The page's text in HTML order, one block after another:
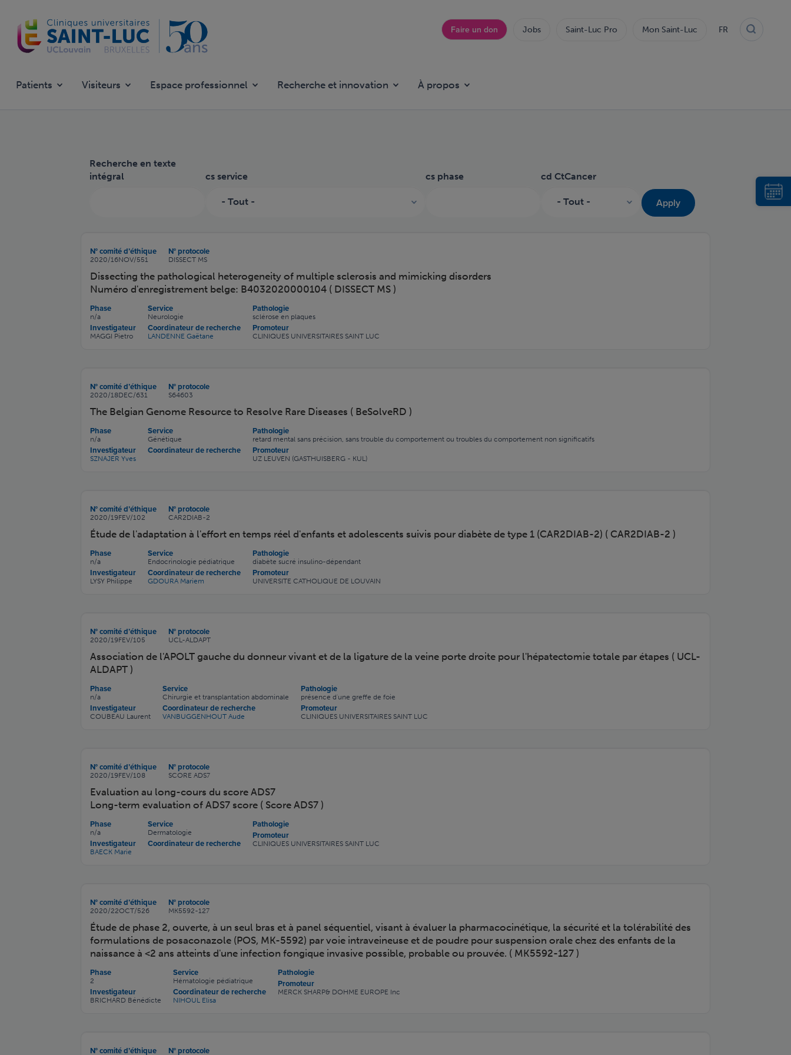
contenu
principal
TopFaire un don Jobs Saint-Luc Pro Mon Saint-Luc FR
Patients Visiteurs Espace professionnel Recherche et innovation À propos
Recherche en texte
intégral
cs service cs phase cd CtCancer
Apply
N° comité d’éthique
2020/16NOV/551
N° protocole
DISSECT MS
Dissecting the pathological heterogeneity of multiple sclerosis and mimicking disorders
Numéro d'enregistrement belge: B4032020000104 ( DISSECT MS )
Phase
n/a
Investigateur
MAGGI Pietro
Service
Neurologie
Coordinateur de recherche
LANDENNE Gaëtane
Pathologie
sclérose en plaques
Promoteur
CLINIQUES UNIVERSITAIRES SAINT LUC
N° comité d’éthique
2020/18DEC/631
N° protocole
S64603
The Belgian Genome Resource to Resolve Rare Diseases ( BeSolveRD )
Phase
n/a
Investigateur
SZNAJER Yves
Service
Génétique
Coordinateur de recherche
Pathologie
retard mental sans précision, sans trouble du comportement ou troubles du comportement non significatifs
Promoteur
UZ LEUVEN (GASTHUISBERG - KUL)
N° comité d’éthique
2020/19FEV/102
N° protocole
CAR2DIAB-2
Étude de l'adaptation à l'effort en temps réel d'enfants et adolescents suivis pour diabète de type 1 (CAR2DIAB-2) ( CAR2DIAB-2 )
Phase
n/a
Investigateur
LYSY Philippe
Service
Endocrinologie pédiatrique
Coordinateur de recherche
GDOURA Mariem
Pathologie
diabète sucré insulino-dépendant
Promoteur
UNIVERSITE CATHOLIQUE DE LOUVAIN
N° comité d’éthique
2020/19FEV/105
N° protocole
UCL-ALDAPT
Association de l'APOLT gauche du donneur vivant et de la ligature de la veine porte droite pour l'hépatectomie totale par étapes ( UCL-
ALDAPT )
Phase
n/a
Investigateur
COUBEAU Laurent
Service
Chirurgie et transplantation abdominale
Coordinateur de recherche
VANBUGGENHOUT Aude
Pathologie
présence d'une greffe de foie
Promoteur
CLINIQUES UNIVERSITAIRES SAINT LUC
N° comité d’éthique
2020/19FEV/108
N° protocole
SCORE ADS7
Evaluation au long-cours du score ADS7
Long-term evaluation of ADS7 score ( Score ADS7 )
Phase
n/a
Investigateur
BAECK Marie
Service
Dermatologie
Coordinateur de recherche
Pathologie
Promoteur
CLINIQUES UNIVERSITAIRES SAINT LUC
N° comité d’éthique
2020/22OCT/526
N° protocole
MK5592-127
Étude de phase 2, ouverte, à un seul bras et à panel séquentiel, visant à évaluer la pharmacocinétique, la sécurité et la tolérabilité des
formulations de posaconazole (POS, MK-5592) par voie intraveineuse et de poudre pour suspension orale chez des enfants de la
naissance à <2 ans atteints d'une infection fongique invasive possible, probable ou prouvée. ( MK5592-127 )
Phase
2
Investigateur
BRICHARD Bénédicte
Service
Hématologie pédiatrique
Coordinateur de recherche
NIHOUL Elisa
Pathologie
Promoteur
MERCK SHARP& DOHME EUROPE Inc
N° comité d’éthique N° protocole